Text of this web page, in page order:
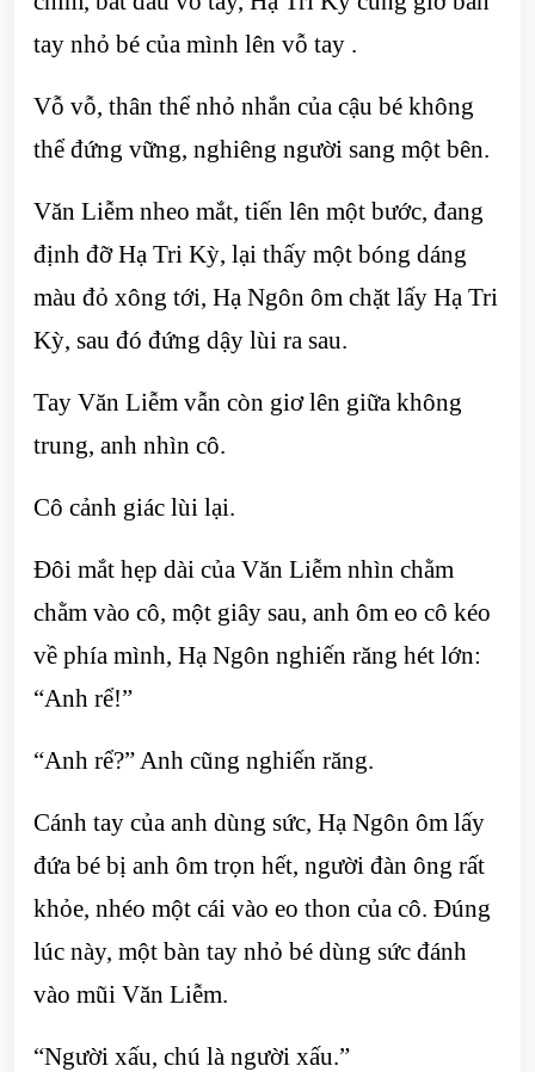
tay nhỏ bé của mình lên vỗ tay .
Vỗ vỗ, thân thể nhỏ nhắn của cậu bé không
thể đứng vững, nghiêng người sang một bên.
Văn Liễm nheo mắt, tiến lên một bước, đang
định đỡ Hạ Tri Kỳ, lại thấy một bóng dáng
màu đỏ xông tới, Hạ Ngôn ôm chặt lấy Hạ Tri
Kỳ, sau đó đứng dậy lùi ra sau.
Tay Văn Liễm vẫn còn giơ lên giữa không
trung, anh nhìn cô.
Cô cảnh giác lùi lại.
Đôi mắt hẹp dài của Văn Liễm nhìn chằm
chằm vào cô, một giây sau, anh ôm eo cô kéo
về phía mình, Hạ Ngôn nghiến răng hét lớn:
“Anh rể!”
“Anh rể?” Anh cũng nghiến răng.
Cánh tay của anh dùng sức, Hạ Ngôn ôm lấy
đứa bé bị anh ôm trọn hết, người đàn ông rất
khỏe, nhéo một cái vào eo thon của cô. Đúng
lúc này, một bàn tay nhỏ bé dùng sức đánh
vào mũi Văn Liễm.
“Người xấu, chú là người xấu.”